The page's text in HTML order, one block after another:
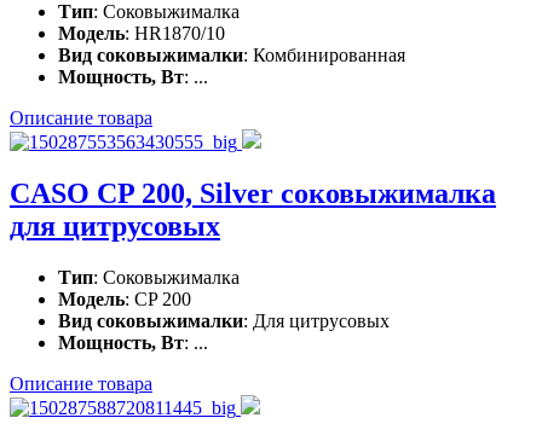
Тип: Соковыжималка
Модель: HR1870/10
Вид соковыжималки: Комбинированная
Мощность, Вт: ...
Описание товара
CASO CP 200, Silver соковыжималка
для цитрусовых
Тип: Соковыжималка
Модель: CP 200
Вид соковыжималки: Для цитрусовых
Мощность, Вт: ...
Описание товара